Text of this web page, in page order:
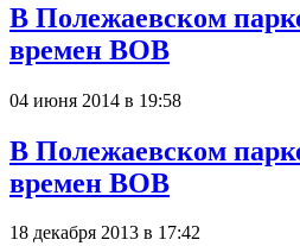
В Полежаевском
времен ВОВ
04 июня 2014 в 19:58
В Полежаевском
времен ВОВ
18 декабря 2013 в 17:42